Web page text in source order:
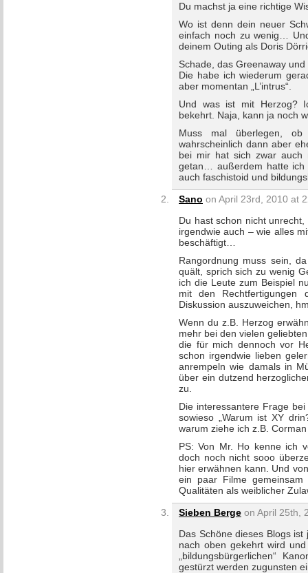
Du machst ja eine richtige
Wo ist denn dein neuer
einfach noch zu wenig…
deinem Outing als Doris
Schade, das Greenaway
Die habe ich wiederum
aber momentan „L’intrus“.
Und was ist mit Herzog?
bekehrt. Naja, kann ja noch
Muss mal überlegen,
wahrscheinlich dann aber
bei mir hat sich zwar auch
getan… außerdem hatte ich
auch faschistoid und
Sano on April 23rd, 2010 at
Du hast schon nicht
irgendwie auch – wie alles
beschäftigt…
Rangordnung muss sein,
quält, sprich sich zu wenig
ich die Leute zum Beispiel
mit den
Diskussion auszuweichen,
Wenn du z.B. Herzog
mehr bei den vielen
die für mich dennoch vor
schon irgendwie lieben
anrempeln wie damals in
über ein dutzend
zu.
Die interessantere Frage
sowieso „Warum ist XY
warum ziehe ich z.B.
PS: Von Mr. Ho kenne ich
doch noch nicht sooo
hier erwähnen kann. Und
ein paar Filme
Qualitäten als weiblicher
Sieben Berge on April 25th,
Das Schöne dieses Blogs
nach oben gekehrt wird
„bildungsbürgerlichen“
gestürzt werden zugunsten